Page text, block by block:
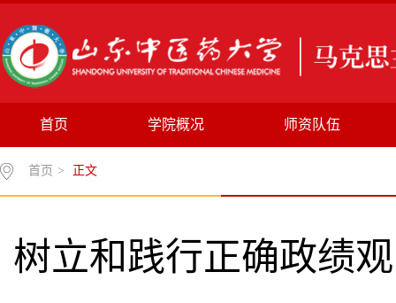
首页 学院概况 师资队伍
首页 > 正文
树立和践行正确政绩